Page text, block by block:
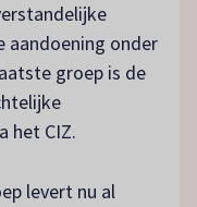
aandoening onder
groep is de
het CIZ.
levert nu al